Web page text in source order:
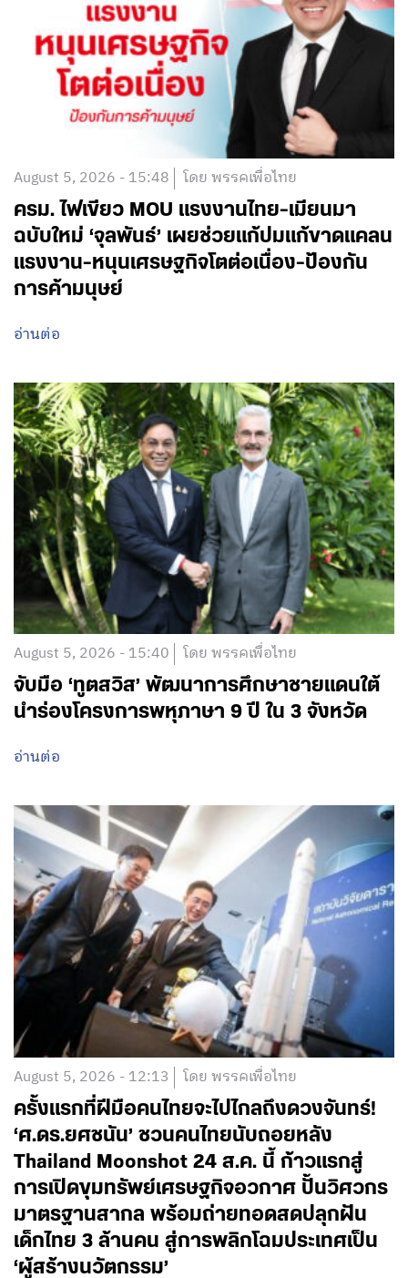
August 5, 2026 - 15:48 โดย พรรคเพื่อไทย
ครม. ไฟเขียว MOU แรงงานไทย-เมียนมา
ฉบับใหม่ ‘จุลพันธ์’ เผยช่วยแก้ปมแก้ขาดแคลน
แรงงาน-หนุนเศรษฐกิจโตต่อเนื่อง-ป้องกัน
การค้ามนุษย์
อ่านต่อ
August 5, 2026 - 15:40 โดย พรรคเพื่อไทย
จับมือ ‘ทูตสวิส’ พัฒนาการศึกษาชายแดนใต้
นำร่องโครงการพหุภาษา 9 ปี ใน 3 จังหวัด
อ่านต่อ
August 5, 2026 - 12:13 โดย พรรคเพื่อไทย
ครั้งแรกที่ฝีมือคนไทยจะไปไกลถึงดวงจันทร์!
‘ศ.ดร.ยศชนัน’ ชวนคนไทยนับถอยหลัง
Thailand Moonshot 24 ส.ค. นี้ ก้าวแรกสู่
การเปิดขุมทรัพย์เศรษฐกิจอวกาศ ปั้นวิศวกร
มาตรฐานสากล พร้อมถ่ายทอดสดปลุกฝัน
เด็กไทย 3 ล้านคน สู่การพลิกโฉมประเทศเป็น
‘ผู้สร้างนวัตกรรม’